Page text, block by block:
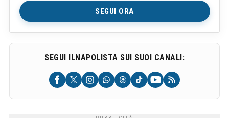
SEGUI ORA
SEGUI ILNAPOLISTA SUI SUOI CANALI: